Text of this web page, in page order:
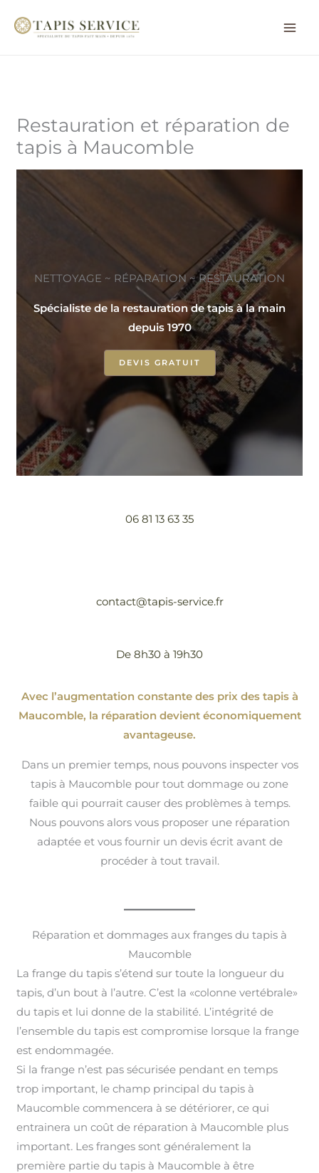
Restauration et réparation de
tapis à Maucomble
NETTOYAGE ~ RÉPARATION ~ RESTAURATION
Spécialiste de la restauration de tapis à la main
depuis 1970
DEVIS GRATUIT
06 81 13 63 35
contact@tapis-service.fr
De 8h30 à 19h30
Avec l’augmentation constante des prix des tapis à
Maucomble, la réparation devient économiquement
avantageuse.
Dans un premier temps, nous pouvons inspecter vos
tapis à Maucomble pour tout dommage ou zone
faible qui pourrait causer des problèmes à temps.
Nous pouvons alors vous proposer une réparation
adaptée et vous fournir un devis écrit avant de
procéder à tout travail.
Réparation et dommages aux franges du tapis à
Maucomble
La frange du tapis s’étend sur toute la longueur du
tapis, d’un bout à l’autre. C’est la «colonne vertébrale»
du tapis et lui donne de la stabilité. L’intégrité de
l’ensemble du tapis est compromise lorsque la frange
est endommagée.
Si la frange n’est pas sécurisée pendant en temps
trop important, le champ principal du tapis à
Maucomble commencera à se détériorer, ce qui
entrainera un coût de réparation à Maucomble plus
important. Les franges sont généralement la
première partie du tapis à Maucomble à être